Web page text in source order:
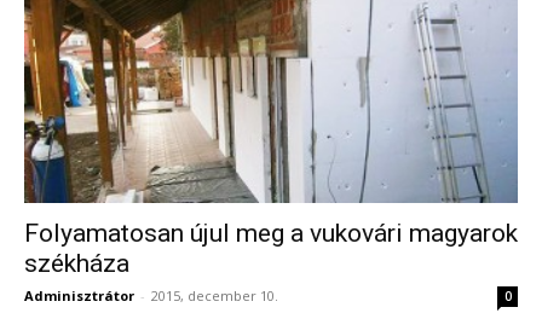
Folyamatosan újul meg a vukovári magyarok
székháza
Adminisztrátor - 2015, december 10. 0